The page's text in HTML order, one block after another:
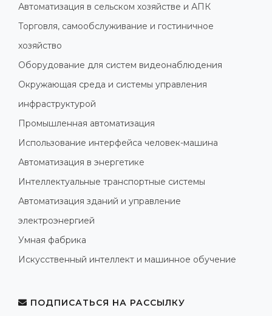
Автоматизация в сельском хозяйстве и АПК
Торговля, самообслуживание и гостиничное
хозяйство
Оборудование для систем видеонаблюдения
Окружающая среда и системы управления
инфраструктурой
Промышленная автоматизация
Использование интерфейса человек-машина
Автоматизация в энергетике
Интеллектуальные транспортные системы
Автоматизация зданий и управление
электроэнергией
Умная фабрика
Искусственный интеллект и машинное обучение
ПОДПИСАТЬСЯ НА РАССЫЛКУ